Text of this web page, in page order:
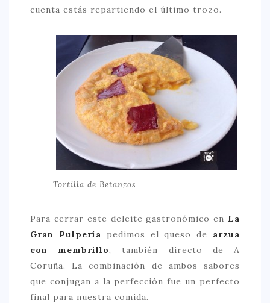
cuenta estás repartiendo el último trozo.
Tortilla de Betanzos
Para cerrar este deleite gastronómico en La
Gran Pulpería pedimos el queso de arzua
con membrillo, también directo de A
Coruña. La combinación de ambos sabores
que conjugan a la perfección fue un perfecto
final para nuestra comida.